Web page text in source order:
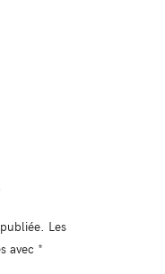
Les
avec *